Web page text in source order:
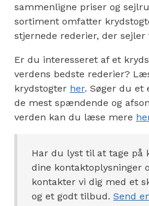
sammenligne priser og
sortiment omfatter
stjernede rederier, der sejler
Er du interesseret af et
verdens bedste rederier?
krydstogter her. Søger du et
de mest spændende og
verden kan du læse mere
Har du lyst til at tage på
dine kontaktoplysninger
kontakter vi dig med et
og et godt tilbud. Send